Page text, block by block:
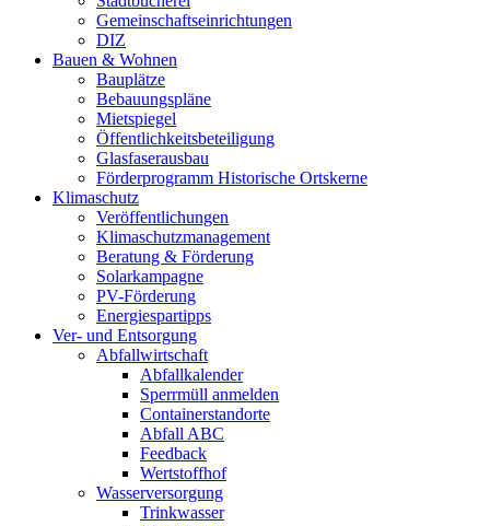
Gemeinschaftseinrichtungen
DIZ
Bauen & Wohnen
Bauplätze
Bebauungspläne
Mietspiegel
Öffentlichkeitsbeteiligung
Glasfaserausbau
Förderprogramm Historische Ortskerne
Klimaschutz
Veröffentlichungen
Klimaschutzmanagement
Beratung & Förderung
Solarkampagne
PV-Förderung
Energiespartipps
Ver- und Entsorgung
Abfallwirtschaft
Abfallkalender
Sperrmüll anmelden
Containerstandorte
Abfall ABC
Feedback
Wertstoffhof
Wasserversorgung
Trinkwasser